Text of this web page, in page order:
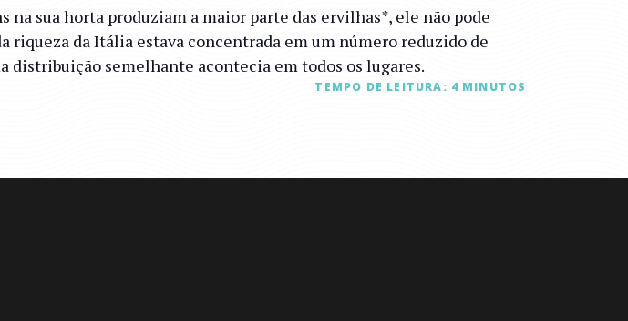
na sua horta produziam a maior parte das ervilhas*, ele não pode
riqueza da Itália estava concentrada em um número reduzido de
distribuição semelhante acontecia em todos os lugares.
TEMPO DE LEITURA: 4 MINUTOS